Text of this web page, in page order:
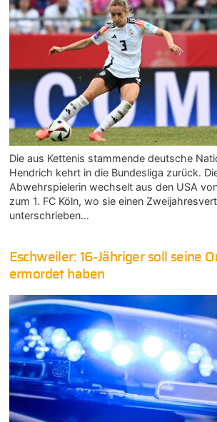
Die aus Kettenis stammende deutsche
Hendrich kehrt in die Bundesliga zurück.
Abwehrspielerin wechselt aus den USA
zum 1. FC Köln, wo sie einen
unterschrieben…
Eschweiler: 16-Jähriger soll seine
ermordet haben